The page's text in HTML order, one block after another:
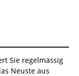
Sie regelmässig
Neuste aus